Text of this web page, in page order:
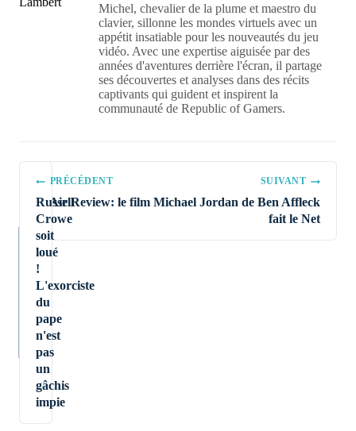
Michel, chevalier de la plume et maestro du
clavier, sillonne les mondes virtuels avec un
appétit insatiable pour les nouveautés du jeu
vidéo. Avec une expertise aiguisée par des
années d'aventures derrière l'écran, il partage
ses découvertes et analyses dans des récits
captivants qui guident et inspirent la
communauté de Republic of Gamers.
Navigation
de
l’article
PRÉCÉDENT
Russell
Crowe
soit
loué
!
L'exorciste
du
pape
n'est
pas
un
gâchis
impie
SUIVANT
Air Review: le film Michael Jordan de Ben Affleck
fait le Net